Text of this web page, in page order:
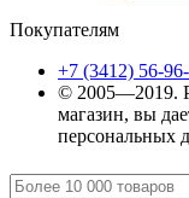
Покупателям
+7 (3412) 56-
© 2005—2019.
магазин, вы
персональных